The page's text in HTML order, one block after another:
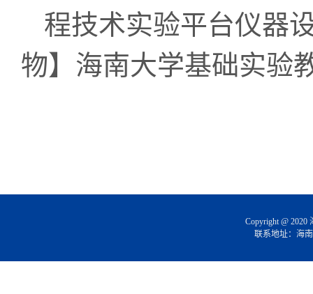
程技术实验平台仪器
物】海南大学基础实验
Copyright @
联系地址：海